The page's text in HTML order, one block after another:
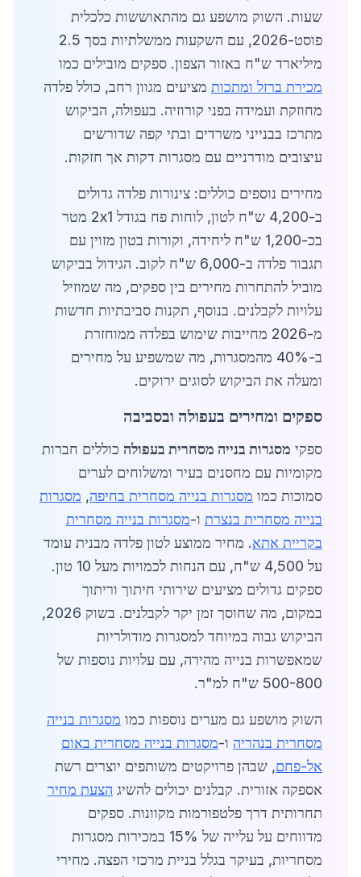
שעות. השוק מושפע גם מהתאוששות כלכלית
פוסט-2026, עם השקעות ממשלתיות בסך 2.5
מיליארד ש"ח באזור הצפון. ספקים מובילים כמו
מכירת ברזל ומתכות מציעים מגוון רחב, כולל פלדה
מחוזקת ועמידה בפני קורוזיה. בעפולה, הביקוש
מתרכז בבנייני משרדים ובתי קפה שדורשים
עיצובים מודרניים עם מסגרות דקות אך חזקות.
מחירים נוספים כוללים: צינורות פלדה גדולים
ב-4,200 ש"ח לטון, לוחות פח בגודל 2x1 מטר
בכ-1,200 ש"ח ליחידה, וקורות בטון מזוין עם
תגבור פלדה ב-6,000 ש"ח לקוב. הגידול בביקוש
מוביל להתחרות מחירים בין ספקים, מה שמוזיל
עלויות לקבלנים. בנוסף, תקנות סביבתיות חדשות
מ-2026 מחייבות שימוש בפלדה ממוחזרת
ב-40% מהמסגרות, מה שמשפיע על מחירים
ומעלה את הביקוש לסוגים ירוקים.
ספקים ומחירים בעפולה ובסביבה
ספקי מסגרות בנייה מסחרית בעפולה כוללים חברות
מקומיות עם מחסנים בעיר ומשלוחים לערים
סמוכות כמו מסגרות בנייה מסחרית בחיפה, מסגרות
בנייה מסחרית בנצרת ו-מסגרות בנייה מסחרית
בקריית אתא. מחיר ממוצע לטון פלדה מבנית עומד
על 4,500 ש"ח, עם הנחות לכמויות מעל 10 טון.
ספקים גדולים מציעים שירותי חיתוך וריתוך
במקום, מה שחוסך זמן יקר לקבלנים. בשוק 2026,
הביקוש גבוה במיוחד למסגרות מודולריות
שמאפשרות בנייה מהירה, עם עלויות נוספות של
500-800 ש"ח למ"ר.
השוק מושפע גם מערים נוספות כמו מסגרות בנייה
מסחרית בנהריה ו-מסגרות בנייה מסחרית באום
אל-פחם, שבהן פרויקטים משותפים יוצרים רשת
אספקה אזורית. קבלנים יכולים להשיג הצעת מחיר
תחרותית דרך פלטפורמות מקוונות. ספקים
מדווחים על עלייה של 15% במכירות מסגרות
מסחריות, בעיקר בגלל בניית מרכזי הפצה. מחירי